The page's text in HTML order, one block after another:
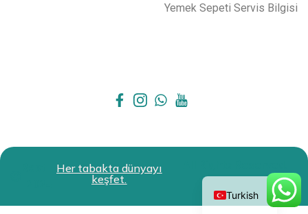
Yemek Sepeti Servis Bilgisi
RestokitHer tabakta dünyayı
keşfet.
Turkish